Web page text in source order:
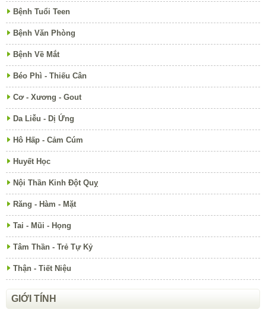
Bệnh Tuổi Teen
Bệnh Văn Phòng
Bệnh Về Mắt
Béo Phì - Thiếu Cân
Cơ - Xương - Gout
Da Liễu - Dị Ứng
Hô Hấp - Cảm Cúm
Huyết Học
Nội Thần Kinh Đột Quỵ
Răng - Hàm - Mặt
Tai - Mũi - Họng
Tâm Thần - Trẻ Tự Kỷ
Thận - Tiết Niệu
GIỚI TÍNH